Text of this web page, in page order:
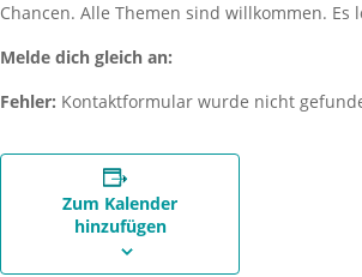
Chancen. Alle Themen sind willkommen. Es
Melde dich gleich an:
Fehler: Kontaktformular wurde nicht
Zum Kalender
hinzufügen